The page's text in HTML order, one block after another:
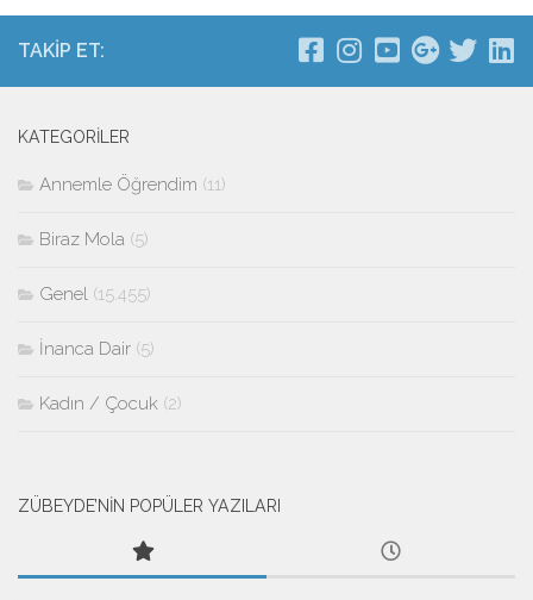
TAKIP ET:
KATEGORILER
Annemle Öğrendim (11)
Biraz Mola (5)
Genel (15.455)
İnanca Dair (5)
Kadın / Çocuk (2)
ZÜBEYDE’NİN POPÜLER YAZILARI